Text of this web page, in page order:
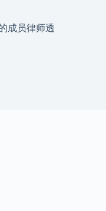
成员律师透